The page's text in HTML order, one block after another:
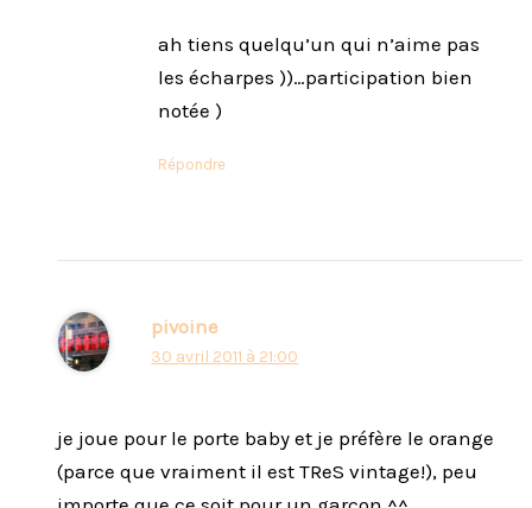
ah tiens quelqu’un qui n’aime pas
les écharpes ))…participation bien
notée )
Répondre
pivoine
30 avril 2011 à 21:00
je joue pour le porte baby et je préfère le orange
(parce que vraiment il est TReS vintage!), peu